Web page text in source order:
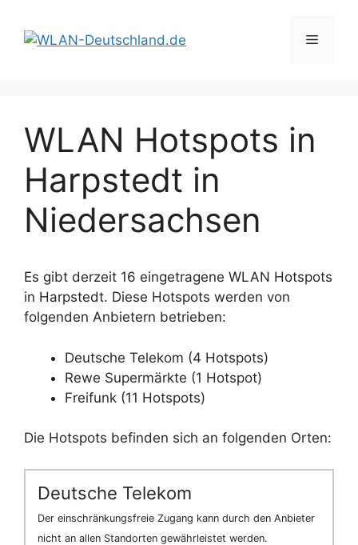
Inhalt
springen
Menü
WLAN Hotspots in
Harpstedt in
Niedersachsen
Es gibt derzeit 16 eingetragene WLAN Hotspots
in Harpstedt. Diese Hotspots werden von
folgenden Anbietern betrieben:
Deutsche Telekom (4 Hotspots)
Rewe Supermärkte (1 Hotspot)
Freifunk (11 Hotspots)
Die Hotspots befinden sich an folgenden Orten:
Deutsche Telekom
Der einschränkungsfreie Zugang kann durch den Anbieter
nicht an allen Standorten gewährleistet werden.